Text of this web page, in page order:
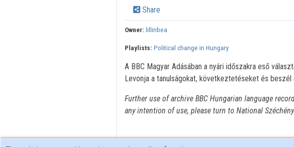
Share
Owner: lillinbea
Playlists: Political change in Hungary
A BBC Magyar Adásában a nyári időszakra eső
Levonja a tanulságokat, következtetéseket és
Further use of archive BBC Hungarian language
any intention of use, please turn to National